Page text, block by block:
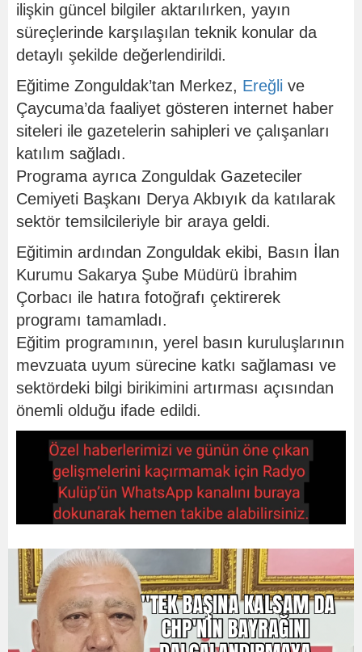
ilişkin güncel bilgiler aktarılırken, yayın
süreçlerinde karşılaşılan teknik konular da
detaylı şekilde değerlendirildi.
Eğitime Zonguldak’tan Merkez, Ereğli ve
Çaycuma’da faaliyet gösteren internet haber
siteleri ile gazetelerin sahipleri ve çalışanları
katılım sağladı.
Programa ayrıca Zonguldak Gazeteciler
Cemiyeti Başkanı Derya Akbıyık da katılarak
sektör temsilcileriyle bir araya geldi.
Eğitimin ardından Zonguldak ekibi, Basın İlan
Kurumu Sakarya Şube Müdürü İbrahim
Çorbacı ile hatıra fotoğrafı çektirerek
programı tamamladı.
Eğitim programının, yerel basın kuruluşlarının
mevzuata uyum sürecine katkı sağlaması ve
sektördeki bilgi birikimini artırması açısından
önemli olduğu ifade edildi.